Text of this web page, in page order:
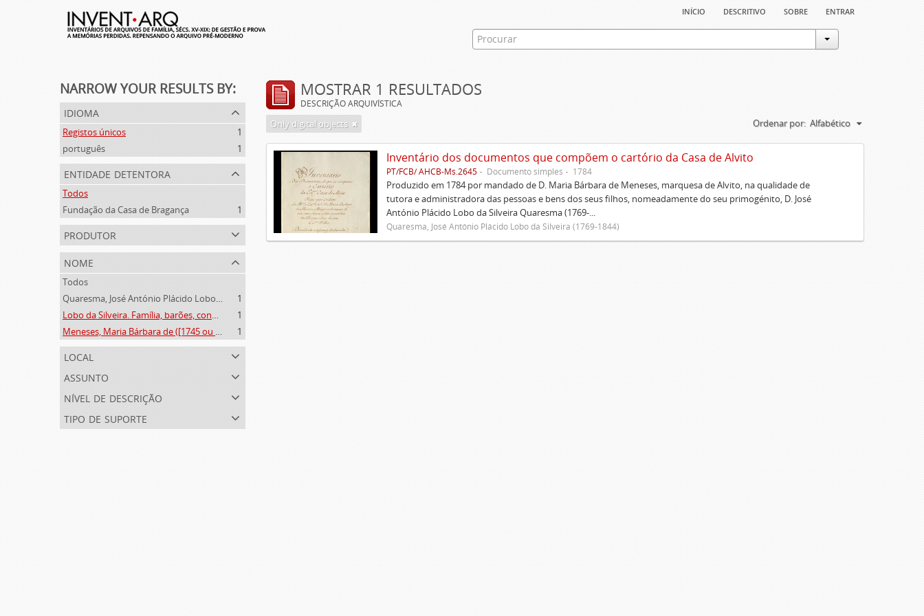
início descritivo sobre entrar
NARROW YOUR RESULTS BY:
idioma
Registos únicos
1
português
1
entidade detentora
Todos
Fundação da Casa de Bragança
1
produtor
nome
Todos
Quaresma, José António Plácido Lobo da Silveira (1769-1844)
1
Lobo da Silveira. Família, barões, condes e marqueses de Alvito (1475-1910)
1
Meneses, Maria Bárbara de ([1745 ou 1751]-[post. 1784])
1
local
assunto
nível de descrição
tipo de suporte
MOSTRAR 1 RESULTADOS
DESCRIÇÃO ARQUIVÍSTICA
Only digital objects Ordenar por: Alfabético
Inventário dos documentos que compõem o cartório da Casa de Alvito
PT/FCB/ AHCB-Ms.2645 Documento simples 1784
Produzido em 1784 por mandado de D. Maria Bárbara de Meneses, marquesa de Alvito, na qualidade de
tutora e administradora das pessoas e bens dos seus filhos, nomeadamente do seu primogénito, D. José
António Plácido Lobo da Silveira Quaresma (1769-...
Quaresma, José António Plácido Lobo da Silveira (1769-1844)